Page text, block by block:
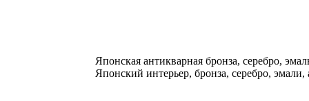
Японская антикварная бронза, серебро,
Японский интерьер, бронза, серебро,